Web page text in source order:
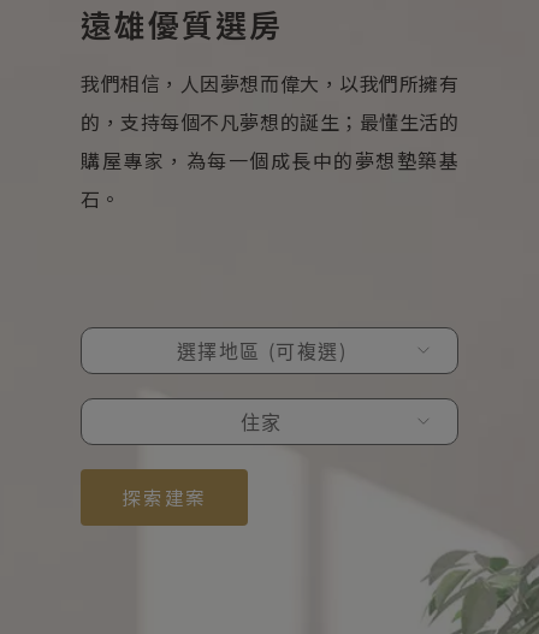
遠雄優質選房
我們相信，人因夢想而偉大，以我們所擁有
的，支持每個不凡夢想的誕生；最懂生活的
購屋專家，為每一個成長中的夢想墊築基
石。
選擇地區 (可複選)
住家
探索建案